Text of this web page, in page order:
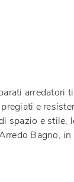
arredatori
e
spazio e
Bagno,